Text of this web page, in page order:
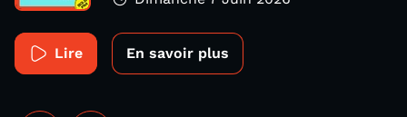
Lire En savoir plus